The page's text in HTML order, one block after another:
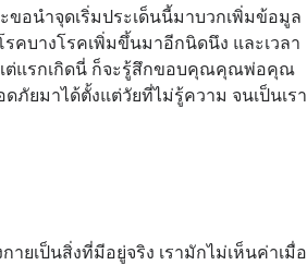
ขอนำจุดเริ่มประเด็นนี้มาบวกเพิ่มข้อมูล
คบางโรคเพิ่มขึ้นมาอีกนิดนึง และเวลา
แต่แรกเกิดนี่ ก็จะรู้สึกขอบคุณคุณพ่อคุณ
ภัยมาได้ตั้งแต่วัยที่ไม่รู้ความ จนเป็นเรา
ยเป็นสิ่งที่มีอยู่จริง เรามักไม่เห็นค่าเมื่อ